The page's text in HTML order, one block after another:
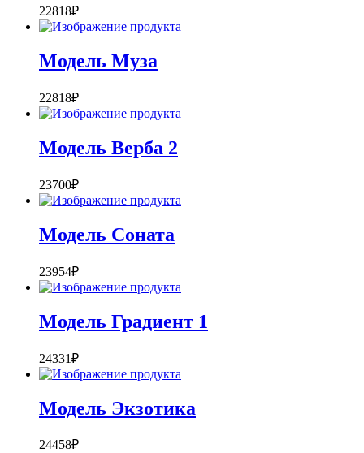
22818₽
Модель Муза
22818₽
Модель Верба 2
23700₽
Модель Соната
23954₽
Модель Градиент 1
24331₽
Модель Экзотика
24458₽